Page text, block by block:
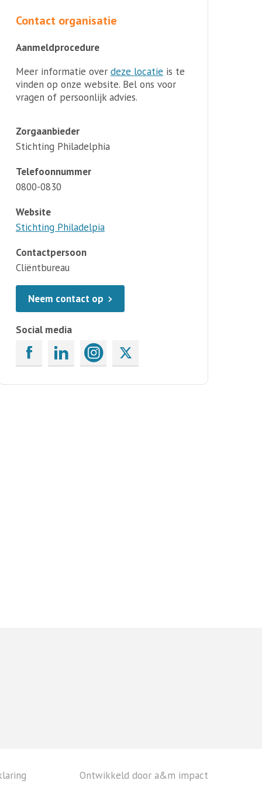
Contact organisatie
Aanmeldprocedure
Meer informatie over deze locatie is te
vinden op onze website. Bel ons voor
vragen of persoonlijk advies.
Zorgaanbieder
Stichting Philadelphia
Telefoonnummer
0800-0830
Website
Stichting Philadelpia
Contactpersoon
Cliëntbureau
Neem contact op
Social media
Ontwikkeld door a&m impact